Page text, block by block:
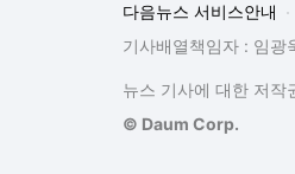
다음뉴스 서비스안내
기사배열책임자 : 임광
뉴스 기사에 대한 저작
© Daum Corp.